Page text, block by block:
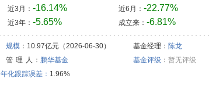
近3月： -16.14%
近3年： -5.65%
近6月： -22.77%
成立来： -6.81%
规模：10.97亿元（2026-06-30） 基金经理： 陈龙
管 理 人 ： 鹏华基金 基金评级 ： 暂无评级
年化跟踪误差： 1.96%